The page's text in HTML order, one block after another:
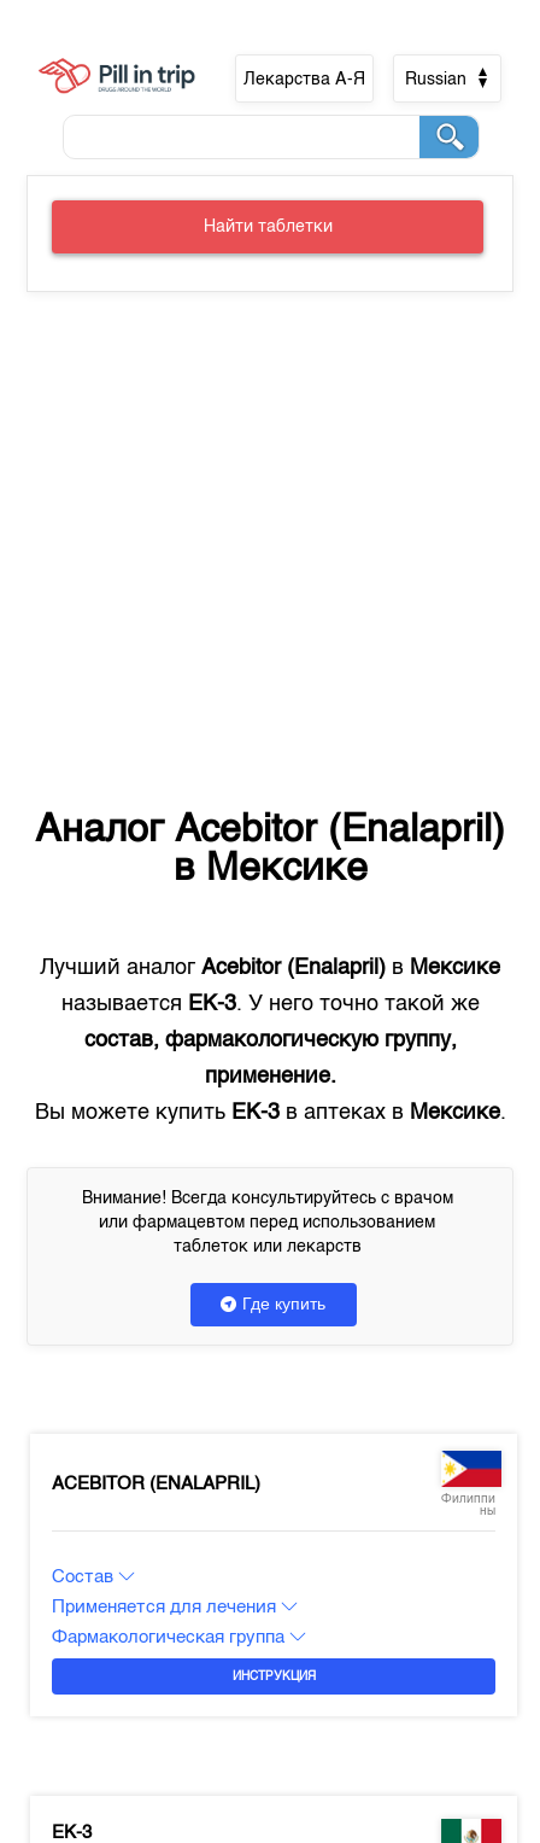
Лекарства А-Я Russian
Найти таблетки
Аналог Acebitor (Enalapril)
в Мексике
Лучший аналог Acebitor (Enalapril) в Мексике
называется EK-3. У него точно такой же
состав, фармакологическую группу,
применение.
Вы можете купить EK-3в аптеках в Мексике.
Внимание! Всегда консультируйтесь с врачом
или фармацевтом перед использованием
таблеток или лекарств
Где купить
ACEBITOR (ENALAPRIL)
Филиппи
ны
Состав
Применяется для лечения
Фармакологическая группа
ИНСТРУКЦИЯ
EK-3